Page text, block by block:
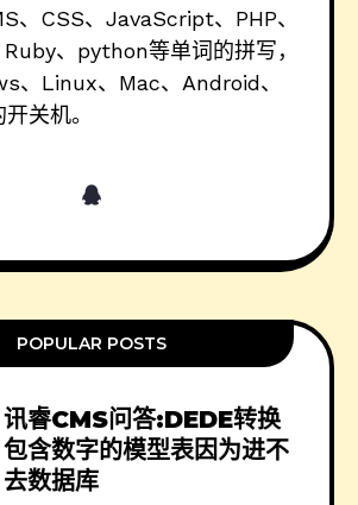
、CSS、JavaScript、PHP、
、python等单词的拼写，
、Linux、Mac、Android、
关机。
POPULAR POSTS
讯睿CMS问答:DEDE转换
包含数字的模型表因为进不
去数据库